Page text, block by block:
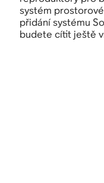
systém
přidání systému
budete cítit ještě